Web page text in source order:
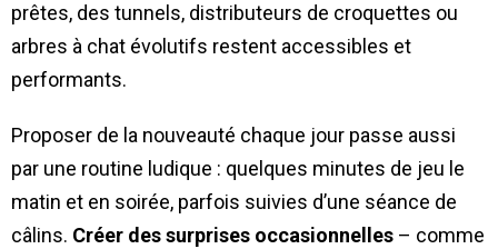
prêtes, des tunnels, distributeurs de croquettes ou
arbres à chat évolutifs restent accessibles et
performants.
Proposer de la nouveauté chaque jour passe aussi
par une routine ludique : quelques minutes de jeu le
matin et en soirée, parfois suivies d’une séance de
câlins. Créer des surprises occasionnelles – comme